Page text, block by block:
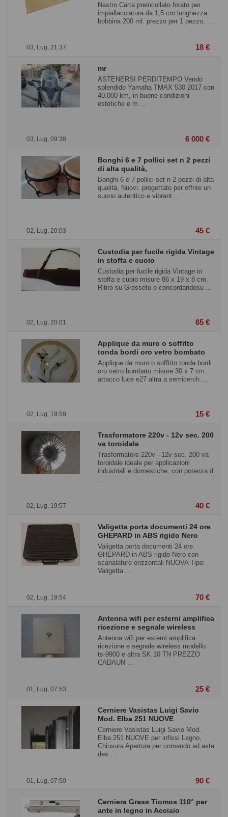
03, Lug, 21:37
Nastro Carta preincollato forato per
impiallacciatura da 1,5 cm.lunghezza
bobbina 200 ml. prezzo per 1 pezzo, ...
18 €
03, Lug, 09:38
mr
ASTENERSI PERDITEMPO Vendo
splendido Yamaha TMAX 530 2017 con
40.000 km, in buone condizioni
estetiche e m ...
6 000 €
02, Lug, 20:03
Bonghi 6 e 7 pollici set n 2 pezzi
di alta qualità,
Bonghi 6 e 7 pollici set n 2 pezzi di alta
qualità, Nuovi. progettato per offrire un
suono autentico e vibrant ...
45 €
02, Lug, 20:01
Custodia per fucile rigida Vintage
in stoffa e cuoio
Custodia per fucile rigida Vintage in
stoffa e cuoio misure 86 x 19 x 8 cm.
Ritiro su Grosseto o concordandosu ...
65 €
02, Lug, 19:59
Applique da muro o soffitto
tonda bordi oro vetro bombato
Applique da muro o soffitto tonda bordi
oro vetro bombato misure 30 x 7 cm.
attacco luce e27 altra a semicerch ...
15 €
02, Lug, 19:57
Trasformatore 220v - 12v sec. 200
va toroidale
Trasformatore 220v - 12v sec. 200 va
toroidale ideale per applicazioni
industriali e domestiche, con potenza d
...
40 €
02, Lug, 19:54
Valigetta porta documenti 24 ore
GHEPARD in ABS rigido Nero
Valigetta porta documenti 24 ore
GHEPARD in ABS rigido Nero con
scanalature orizzontali NUOVA Tipo:
Valigetta ...
70 €
01, Lug, 07:53
Antenna wifi per esterni amplifica
ricezione e segnale wireless
Antenna wifi per esterni amplifica
ricezione e segnale wireless modello
ts-9900 e altra SK 10 TN PREZZO
CADAUN ...
25 €
01, Lug, 07:50
Cerniere Vasistas Luigi Savio
Mod. Elba 251 NUOVE
Cerniere Vasistas Luigi Savio Mod.
Elba 251 NUOVE per infissi Legno,
Chiusura Apertura per comando ad asta
des ...
90 €
Cerniera Grass Tiomos 110° per
ante in legno in Acciaio